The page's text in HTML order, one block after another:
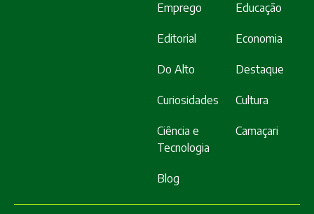
Emprego Educação
Editorial Economia
Do Alto Destaque
Curiosidades Cultura
Ciência e
Tecnologia
Camaçari
Blog